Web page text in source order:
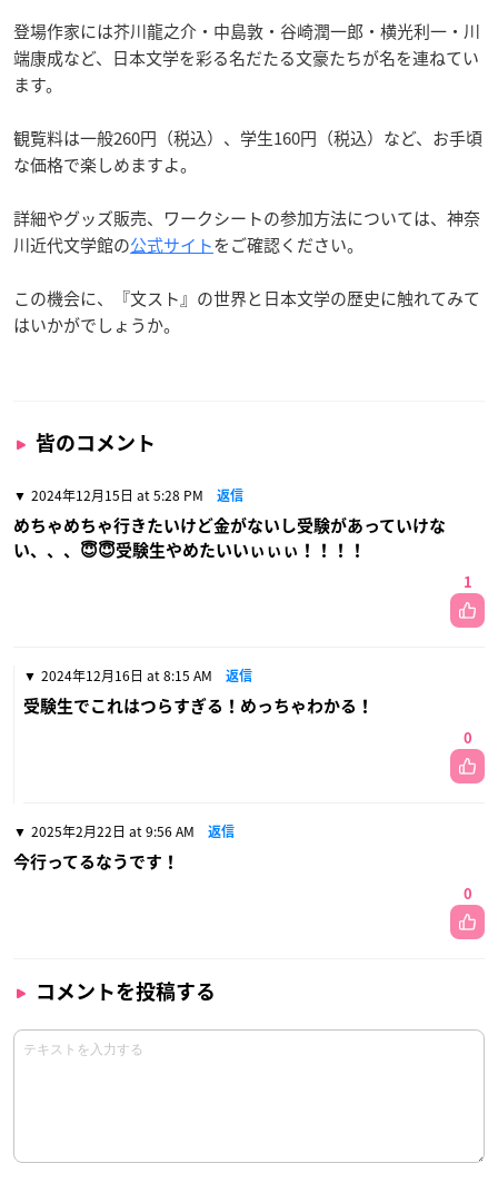
登場作家には芥川龍之介・中島敦・谷崎潤一郎・横光利一・川
端康成など、日本文学を彩る名だたる文豪たちが名を連ねてい
ます。
観覧料は一般260円（税込）、学生160円（税込）など、お手頃
な価格で楽しめますよ。
詳細やグッズ販売、ワークシートの参加方法については、神奈
川近代文学館の公式サイトをご確認ください。
この機会に、『文スト』の世界と日本文学の歴史に触れてみて
はいかがでしょうか。
皆のコメント
2024年12月15日 at 5:28 PM 返信
めちゃめちゃ行きたいけど金がないし受験があっていけな
い、、、😇😇受験生やめたいいぃぃぃ！！！！
1
2024年12月16日 at 8:15 AM 返信
受験生でこれはつらすぎる！めっちゃわかる！
0
2025年2月22日 at 9:56 AM 返信
今行ってるなうです！
0
コメントを投稿する